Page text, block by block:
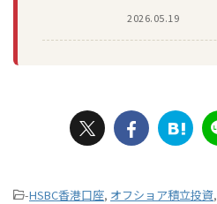
2026.05.19
-HSBC香港口座, オフショア積立投資,